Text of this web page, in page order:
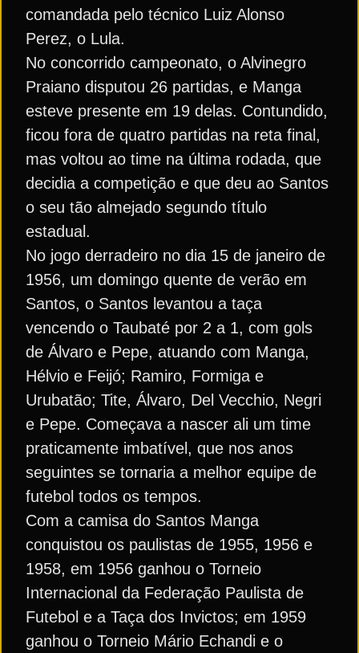
comandada pelo técnico Luiz Alonso
Perez, o Lula.
No concorrido campeonato, o Alvinegro
Praiano disputou 26 partidas, e Manga
esteve presente em 19 delas. Contundido,
ficou fora de quatro partidas na reta final,
mas voltou ao time na última rodada, que
decidia a competição e que deu ao Santos
o seu tão almejado segundo título
estadual.
No jogo derradeiro no dia 15 de janeiro de
1956, um domingo quente de verão em
Santos, o Santos levantou a taça
vencendo o Taubaté por 2 a 1, com gols
de Álvaro e Pepe, atuando com Manga,
Hélvio e Feijó; Ramiro, Formiga e
Urubatão; Tite, Álvaro, Del Vecchio, Negri
e Pepe. Começava a nascer ali um time
praticamente imbatível, que nos anos
seguintes se tornaria a melhor equipe de
futebol todos os tempos.
Com a camisa do Santos Manga
conquistou os paulistas de 1955, 1956 e
1958, em 1956 ganhou o Torneio
Internacional da Federação Paulista de
Futebol e a Taça dos Invictos; em 1959
ganhou o Torneio Mário Echandi e o